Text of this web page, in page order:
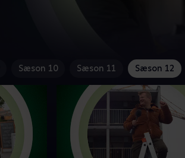
Sæson 10 Sæson 11 Sæson 12